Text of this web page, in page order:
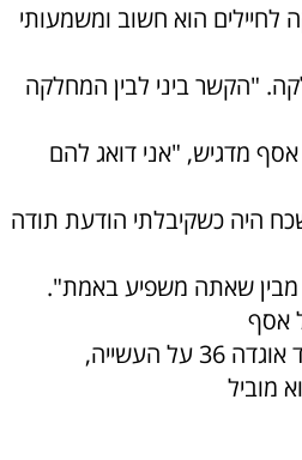
הוא חשוב ומשמעותי
"הקשר ביני לבין המחלקה
מדגיש, "אני דואג להם
היה כשקיבלתי הודעת תודה
שאתה משפיע באמת".
אסף
תעודת הצטיינות ממפקד אוגדה 36 על העשייה,
מוביל